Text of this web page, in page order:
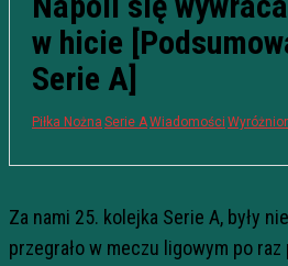
w hicie
Serie A]
Piłka Nożna Serie AWiadomości
Za nami 25. kolejka Serie A, były
przegrało w meczu ligowym po